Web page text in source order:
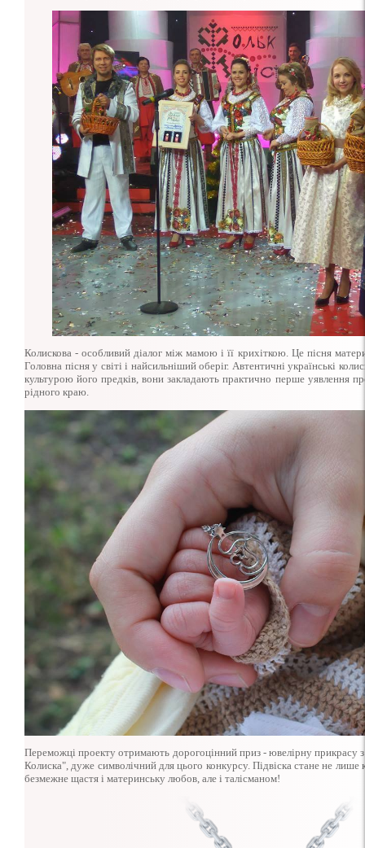
Колискова - особливий діалог між мамою і її крихіткою. Це пісня
Головна пісня у світі і найсильніший оберіг. Автентичні українські
культурою його предків, вони закладають практично перше уявлення
рідного краю.
Переможці проекту отримають дорогоцінний приз - ювелірну прикрасу з
Колиска", дуже символічний для цього конкурсу. Підвіска стане не
безмежне щастя і материнську любов, але і талісманом!